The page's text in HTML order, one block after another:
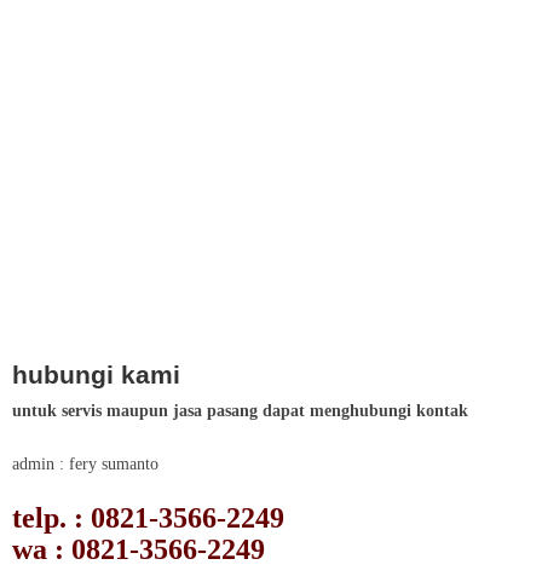
hubungi kami
untuk servis maupun jasa pasang dapat menghubungi kontak
admin : fery sumanto
telp. : 0821-3566-2249
wa : 0821-3566-2249